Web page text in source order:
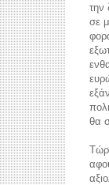
την
σε
θα